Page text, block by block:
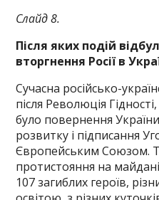
Слайд 8.
Після яких подій
вторгнення Росії в
Сучасна російсько-
після Революція
було повернення
розвитку і підписання
Європейським Союзом.
протистояння на
107 загиблих героїв,